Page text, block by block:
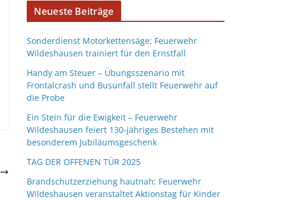
Neueste Beiträge
Sonderdienst Motorkettensäge: Feuerwehr
Wildeshausen trainiert für den Ernstfall
Handy am Steuer – Übungsszenario mit
Frontalcrash und Busunfall stellt Feuerwehr auf
die Probe
Ein Stein für die Ewigkeit – Feuerwehr
Wildeshausen feiert 130-jähriges Bestehen mit
besonderem Jubiläumsgeschenk
TAG DER OFFENEN TÜR 2025
Brandschutzerziehung hautnah: Feuerwehr
Wildeshausen veranstaltet Aktionstag für Kinder